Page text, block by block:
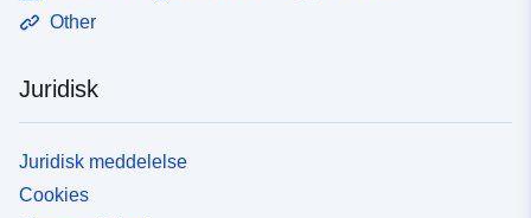
Other
Juridisk
Juridisk meddelelse
Cookies